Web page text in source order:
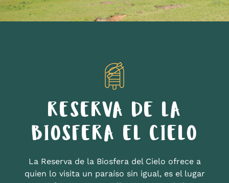
RESERVA DE LA
BIOSFERA EL CIELO
La Reserva de la Biosfera del Cielo ofrece a
quien lo visita un paraíso sin igual, es el lugar